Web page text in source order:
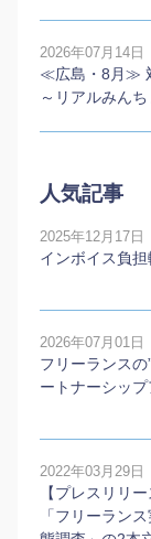
2026年07月14日
≪広島・8月≫
～リアルみんち
人気記事
2025年12月17日
インボイス負
2026年07月01日
フリーランス
ートナーシッ
2022年03月29日
【プレスリリ
「フリーラン